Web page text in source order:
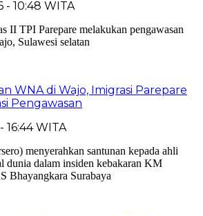
10:48 WITA
WNA di Wajo, Imigrasi Parepare
Pengawasan
16:44 WITA